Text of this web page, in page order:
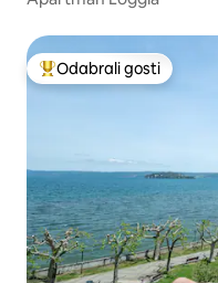
Među najviše
Odabrali gosti